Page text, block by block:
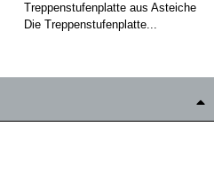
Treppenstufenplatte aus Asteiche
Die Treppenstufenplatte...